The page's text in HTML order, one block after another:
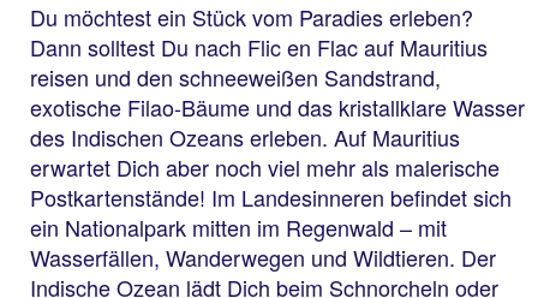
Du möchtest ein Stück vom Paradies erleben?
Dann solltest Du nach Flic en Flac auf Mauritius
reisen und den schneeweißen Sandstrand,
exotische Filao-Bäume und das kristallklare Wasser
des Indischen Ozeans erleben. Auf Mauritius
erwartet Dich aber noch viel mehr als malerische
Postkartenstände! Im Landesinneren befindet sich
ein Nationalpark mitten im Regenwald – mit
Wasserfällen, Wanderwegen und Wildtieren. Der
Indische Ozean lädt Dich beim Schnorcheln oder